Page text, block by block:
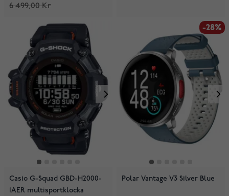
6 499,00 Kr
Casio G-Squad GBD-H2000-
1AER multisportklocka
-28%
Polar Vantage V3 Silver Blue